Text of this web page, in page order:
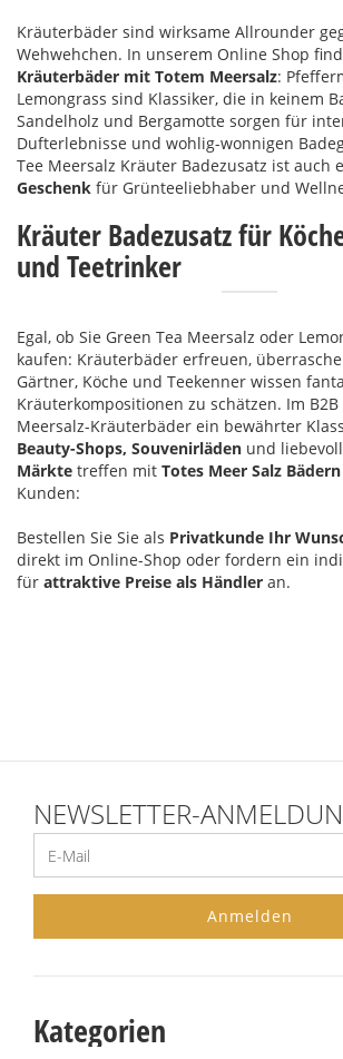
Kräuterbäder sind wirksame Allrounder
Wehwehchen. In unserem Online Shop
Kräuterbäder mit Totem Meersalz:
Lemongrass sind Klassiker, die in keinem
Sandelholz und Bergamotte sorgen für
Dufterlebnisse und wohlig-wonnigen
Tee Meersalz Kräuter Badezusatz ist auch
Geschenk für Grünteeliebhaber und
Kräuter Badezusatz für
und Teetrinker
Egal, ob Sie Green Tea Meersalz oder
kaufen: Kräuterbäder erfreuen,
Gärtner, Köche und Teekenner wissen
Kräuterkompositionen zu schätzen. Im
Meersalz-Kräuterbäder ein bewährter
Beauty-Shops, Souvenirläden und
Märkte treffen mit Totes Meer Salz Bädern
Kunden:
Bestellen Sie Sie als Privatkunde Ihr
direkt im Online-Shop oder fordern ein
für attraktive Preise als Händler an.
NEWSLETTER-
Anmelden
Kategorien